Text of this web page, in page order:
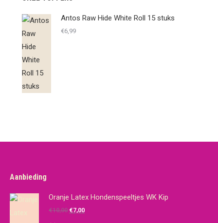
Antos Raw Hide White Roll 15 stuks
€6,99
Aanbieding
Oranje Latex Hondenspeeltjes WK Kip
€10,00 Oorspronkelijke
€7,00Huidige